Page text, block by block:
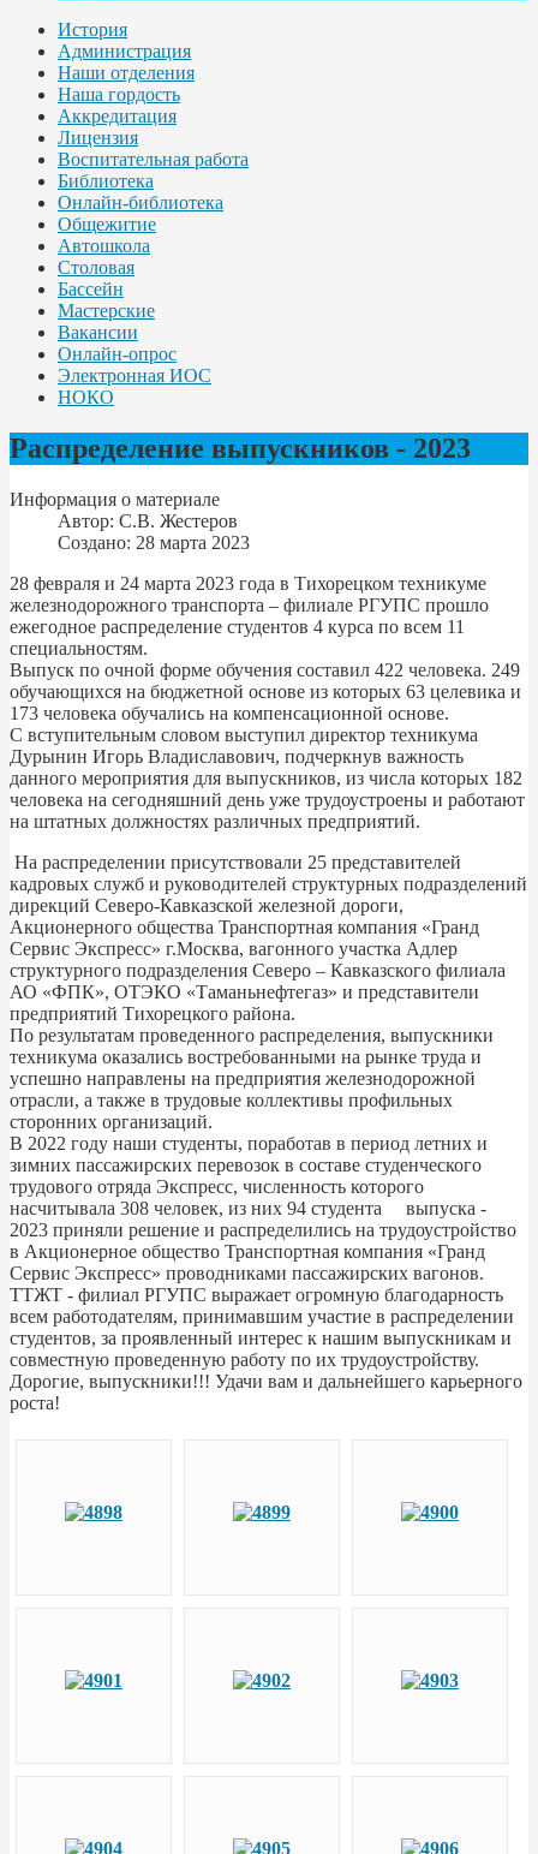
История
Администрация
Наши отделения
Наша гордость
Аккредитация
Лицензия
Воспитательная работа
Библиотека
Онлайн-библиотека
Общежитие
Автошкола
Столовая
Бассейн
Мастерские
Вакансии
Онлайн-опрос
Электронная ИОС
НОКО
Распределение выпускников - 2023
Информация о материале
Автор: С.В. Жестеров
Создано: 28 марта 2023
28 февраля и 24 марта 2023 года в Тихорецком техникуме
железнодорожного транспорта – филиале РГУПС прошло
ежегодное распределение студентов 4 курса по всем 11
специальностям.
Выпуск по очной форме обучения составил 422 человека. 249
обучающихся на бюджетной основе из которых 63 целевика и
173 человека обучались на компенсационной основе.
С вступительным словом выступил директор техникума
Дурынин Игорь Владиславович, подчеркнув важность
данного мероприятия для выпускников, из числа которых 182
человека на сегодняшний день уже трудоустроены и работают
на штатных должностях различных предприятий.
На распределении присутствовали 25 представителей
кадровых служб и руководителей структурных подразделений
дирекций Северо-Кавказской железной дороги,
Акционерного общества Транспортная компания «Гранд
Сервис Экспресс» г.Москва, вагонного участка Адлер
структурного подразделения Северо – Кавказского филиала
АО «ФПК», ОТЭКО «Таманьнефтегаз» и представители
предприятий Тихорецкого района.
По результатам проведенного распределения, выпускники
техникума оказались востребованными на рынке труда и
успешно направлены на предприятия железнодорожной
отрасли, а также в трудовые коллективы профильных
сторонних организаций.
В 2022 году наши студенты, поработав в период летних и
зимних пассажирских перевозок в составе студенческого
трудового отряда Экспресс, численность которого
насчитывала 308 человек, из них 94 студента выпуска -
2023 приняли решение и распределились на трудоустройство
в Акционерное общество Транспортная компания «Гранд
Сервис Экспресс» проводниками пассажирских вагонов.
ТТЖТ - филиал РГУПС выражает огромную благодарность
всем работодателям, принимавшим участие в распределении
студентов, за проявленный интерес к нашим выпускникам и
совместную проведенную работу по их трудоустройству.
Дорогие, выпускники!!! Удачи вам и дальнейшего карьерного
роста!